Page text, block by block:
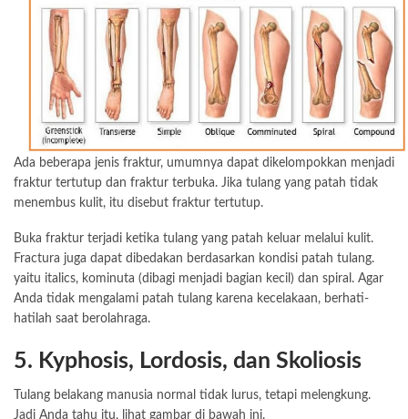
Ada beberapa jenis fraktur, umumnya dapat dikelompokkan menjadi
fraktur tertutup dan fraktur terbuka. Jika tulang yang patah tidak
menembus kulit, itu disebut fraktur tertutup.
Buka fraktur terjadi ketika tulang yang patah keluar melalui kulit.
Fractura juga dapat dibedakan berdasarkan kondisi patah tulang.
yaitu italics, kominuta (dibagi menjadi bagian kecil) dan spiral. Agar
Anda tidak mengalami patah tulang karena kecelakaan, berhati-
hatilah saat berolahraga.
5. Kyphosis, Lordosis, dan Skoliosis
Tulang belakang manusia normal tidak lurus, tetapi melengkung.
Jadi Anda tahu itu, lihat gambar di bawah ini.